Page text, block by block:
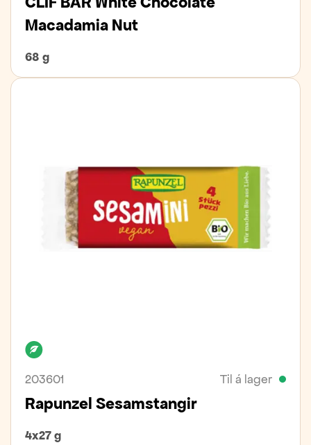
Macadamia Nut
68 g
203601 Til á lager
Rapunzel Sesamstangir
4x27 g